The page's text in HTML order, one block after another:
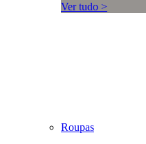
Ver tudo >
Roupas